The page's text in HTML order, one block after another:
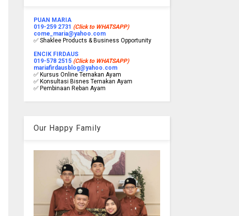
PUAN MARIA
019-259 2731 (Click to WHATSAPP)
come_maria@yahoo.com
✅ Shaklee Products & Business Opportunity
ENCIK FIRDAUS
019-578 2515 (Click to WHATSAPP)
mariafirdausblog@yahoo.com
✅ Kursus Online Ternakan Ayam
✅ Konsultasi Bisnes Ternakan Ayam
✅ Pembinaan Reban Ayam
Our Happy Family